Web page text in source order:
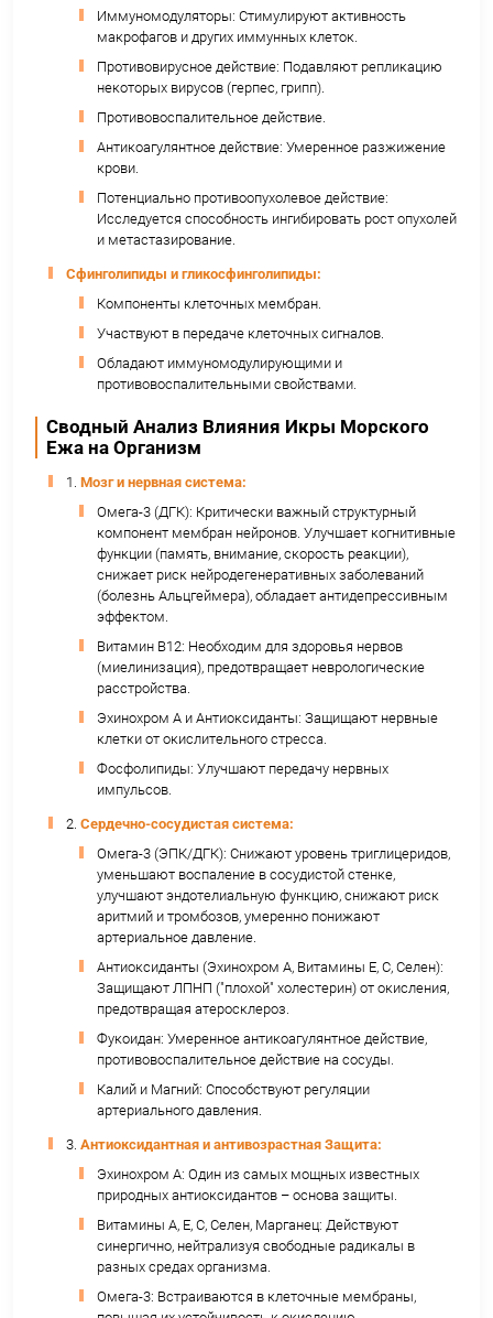
13.Селен (Se):30-70% от РСП (Мощный
(глутатионпероксидаза), защита щитовидной
иммунитет).
14.Марганец (Mn):10-20% от РСП
защита (Mn-СОД), метаболизм, здоровье костей).
Уникальные Биоактивные
(Основа Специфической Пользы)
Яркий пигмент, придающий икре
Мощнейший природный антиоксидант –
витаминов С и Е. Эффективно нейтрализует
Обладает противовоспалительными,
антибактериальными и ранозаживляющими
свойствами.
Изучается на предмет кардиопротекторного
(защита сердца после ишемии) и
потенциала.
полисахариды:
Сложные углеводы с высокой
активностью.
Иммуномодуляторы: Стимулируют
макрофагов и других иммунных клеток.
Противовирусное действие: Подавляют
некоторых вирусов (герпес, грипп).
Противовоспалительное действие.
Антикоагулянтное действие: Умеренное
крови.
Потенциально противоопухолевое действие:
Исследуется способность ингибировать
и метастазирование.
Сфинголипиды и гликосфинголипиды:
Компоненты клеточных мембран.
Участвуют в передаче клеточных сигналов.
Обладают иммуномодулирующими и
противовоспалительными свойствами.
Сводный Анализ Влияния Икры
Ежа на Организм